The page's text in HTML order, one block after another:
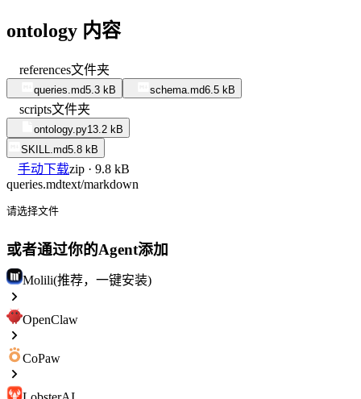
ontology 内容
references文件夹
queries.md5.3 kB schema.md6.5 kB
scripts文件夹
ontology.py13.2 kB
SKILL.md5.8 kB
手动下载zip · 9.8 kB
queries.mdtext/markdown
请选择文件
或者通过你的Agent添加
Molili(推荐，一键安装)
OpenClaw
CoPaw